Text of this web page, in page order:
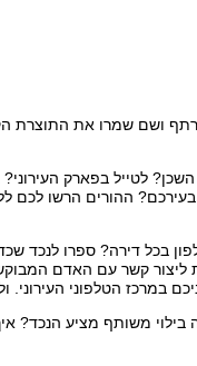
ושם שמרו את התוצרת
לטייל בפארק העירוני?
בעירכם? ההורים הרשו לכם
בכל דירה? ספרו לנכד
ליצור קשר עם האדם
הטלפוני העירוני.
משותף מציע הנכד?